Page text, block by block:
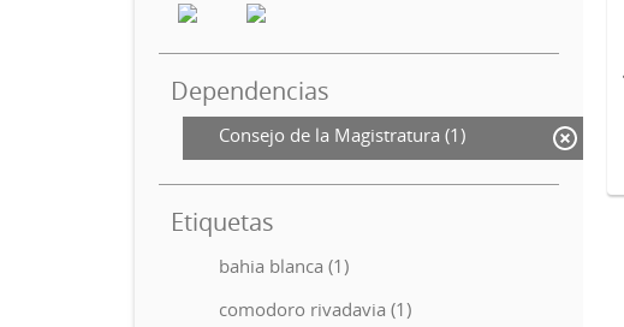
Dependencias
Consejo de la Magistratura (1)
Etiquetas
bahia blanca (1)
comodoro rivadavia (1)